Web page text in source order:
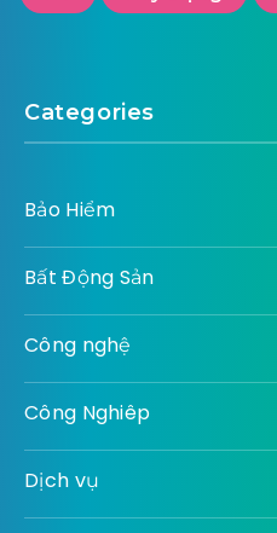
Categories
Bảo Hiểm
Bất Động Sản
Công nghệ
Công Nghiêp
Dịch vụ